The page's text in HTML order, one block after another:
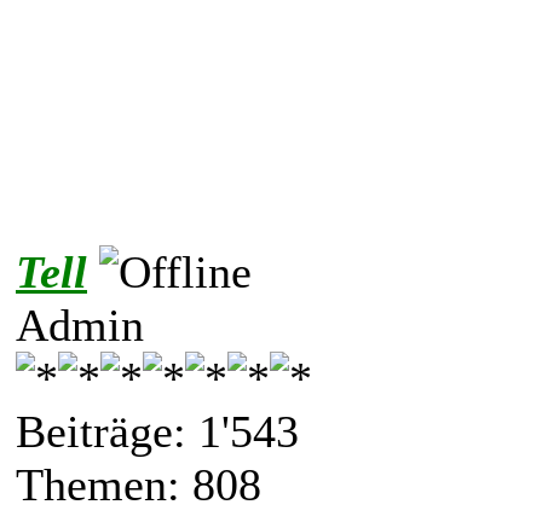
Tell
Admin
Beiträge: 1'543
Themen: 808